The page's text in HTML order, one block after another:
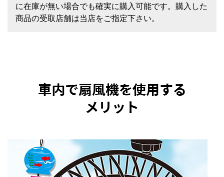
に在庫が無い場合でも確実に購入可能です。購入した
商品の受取店舗は当店をご指定下さい。
車内で扇風機を使用する
メリット